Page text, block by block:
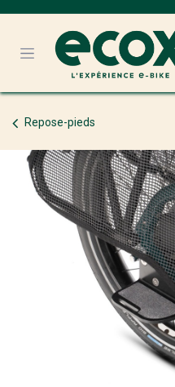
Repose-pieds